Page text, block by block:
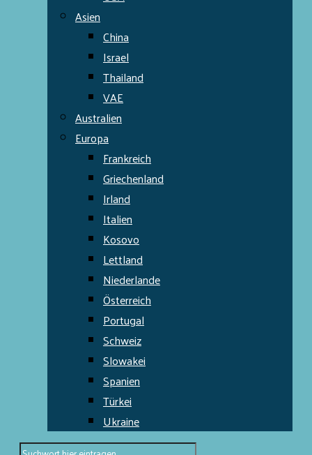
Asien
China
Israel
Thailand
VAE
Australien
Europa
Frankreich
Griechenland
Irland
Italien
Kosovo
Lettland
Niederlande
Österreich
Portugal
Schweiz
Slowakei
Spanien
Türkei
Ukraine